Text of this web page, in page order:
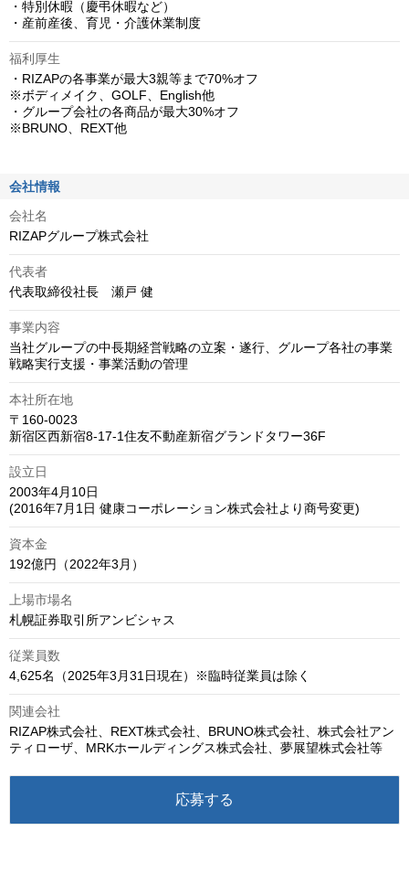
・特別休暇（慶弔休暇など）
・産前産後、育児・介護休業制度
福利厚生
・RIZAPの各事業が最大3親等まで70%オフ
※ボディメイク、GOLF、English他
・グループ会社の各商品が最大30%オフ
会社情報
会社名
RIZAPグループ株式会社
代表者
代表取締役社長　瀬戸 健
事業内容
当社グループの中長期経営戦略の立案・遂行、グループ各社の事業
戦略実行支援・事業活動の管理
本社所在地
〒160-0023
新宿区西新宿8-17-1住友不動産新宿グランドタワー36F
設立日
2003年4月10日
(2016年7月1日 健康コーポレーション株式会社より商号変更)
資本金
192億円（2022年3月）
上場市場名
札幌証券取引所アンビシャス
従業員数
4,625名（2025年3月31日現在）※臨時従業員は除く
関連会社
RIZAP株式会社、REXT株式会社、BRUNO株式会社、株式会社アン
ティローザ、MRKホールディングス株式会社、夢展望株式会社等
応募する